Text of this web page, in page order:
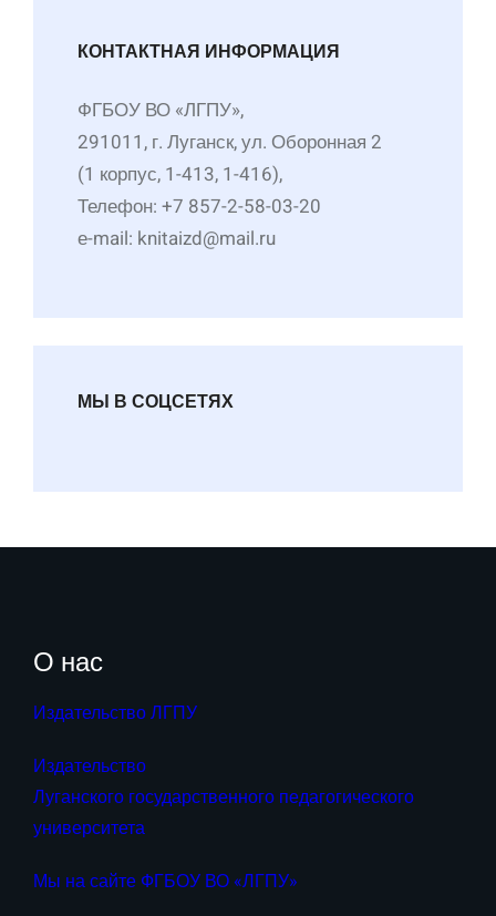
КОНТАКТНАЯ ИНФОРМАЦИЯ
ФГБОУ ВО «ЛГПУ»,
291011, г. Луганск, ул. Оборонная 2
(1 корпус, 1-413, 1-416),
Телефон: +7 857-2-58-03-20
е-mail: knitaizd@mail.ru
МЫ В СОЦСЕТЯХ
О нас
Издательство ЛГПУ
Издательство
Луганского государственного педагогического
университета
Мы на сайте ФГБОУ ВО «ЛГПУ»